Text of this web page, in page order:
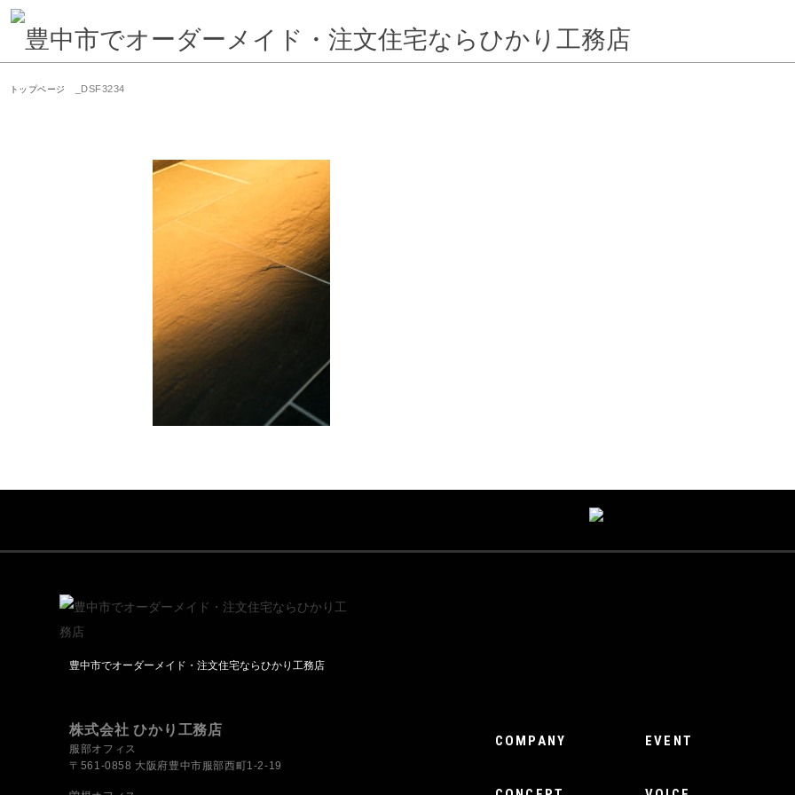
トップページ _DSF3234
豊中市でオーダーメイド・注文住宅ならひかり工務店
株式会社 ひかり工務店
服部オフィス
〒561-0858 大阪府豊中市服部西町1-2-19
COMPANY EVENT